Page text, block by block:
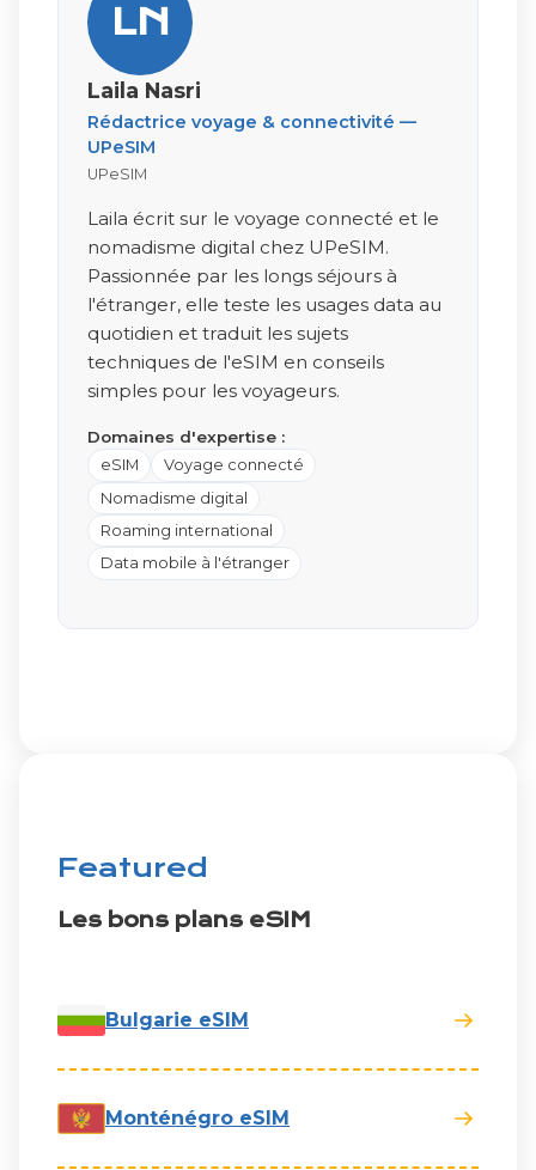
LN
Laila Nasri
Rédactrice voyage & connectivité —
UPeSIM
UPeSIM
Laila écrit sur le voyage connecté et le
nomadisme digital chez UPeSIM.
Passionnée par les longs séjours à
l'étranger, elle teste les usages data au
quotidien et traduit les sujets
techniques de l'eSIM en conseils
simples pour les voyageurs.
Domaines d'expertise :
eSIM
Voyage connecté
Nomadisme digital
Roaming international
Data mobile à l'étranger
Featured
Les bons plans eSIM
Bulgarie eSIM
Monténégro eSIM